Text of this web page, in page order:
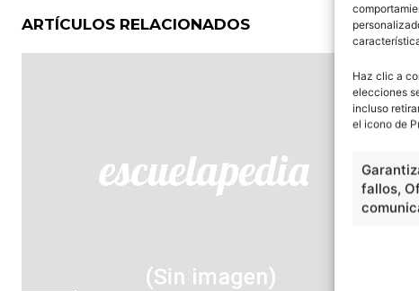
Haz clic a
elecciones
incluso
el icono de
fallos,
ARTÍCULOS RELACIONADOS